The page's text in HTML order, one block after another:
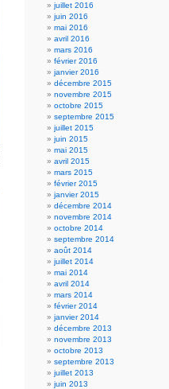
juillet 2016
juin 2016
mai 2016
avril 2016
mars 2016
février 2016
janvier 2016
décembre 2015
novembre 2015
octobre 2015
septembre 2015
juillet 2015
juin 2015
mai 2015
avril 2015
mars 2015
février 2015
janvier 2015
décembre 2014
novembre 2014
octobre 2014
septembre 2014
août 2014
juillet 2014
mai 2014
avril 2014
mars 2014
février 2014
janvier 2014
décembre 2013
novembre 2013
octobre 2013
septembre 2013
juillet 2013
juin 2013